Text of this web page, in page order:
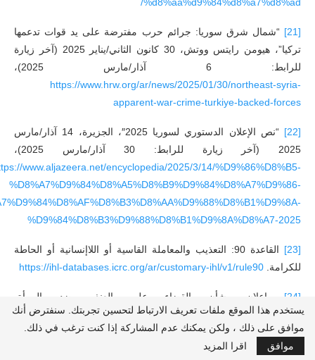
[21]
“شمال شرق سوريا: جرائم حرب مفترضة على يد قوات تدعمها
تركيا”، هيومن رايتس ووتش، 30 كانون الثاني/يناير 2025 (آخر زيارة
للرابط: 6 آذار/مارس 2025)،
https://www.hrw.org/ar/news/2025/01/30/northeast-syria-
apparent-war-crime-turkiye-backed-forces
[22]
“نص الإعلان الدستوري لسوريا 2025″، الجزيرة، 14 آذار/مارس
2025 (آخر زيارة للرابط: 30 آذار/مارس 2025)،
www.aljazeera.net/encyclopedia/2025/3/14/%D9%86%D8%B5-
%D8%A7%D9%84%D8%A5%D8%B9%D9%84%D8%A7%D9%86-
%D9%84%D8%B3%D9%88%D8%B1%D9%8A%D8%A7-2025
[23]
القاعدة 90: التعذيب والمعاملة القاسية أو اللاإنسانية أو الحاطة
للكرامة. https://ihl-databases.icrc.org/ar/customary-ihl/v1/rule90
[24]
إعلان بشأن القضاء على العنف ضد المرأة،
https://www.ohchr.org/ar/instruments-
mechanisms/instruments/declaration-elimination-violence-
against-women
يستخدم هذا الموقع ملفات تعريف الارتباط لتحسين تجربتك. سنفترض أنك
موافق على ذلك ، ولكن يمكنك عدم المشاركة إذا كنت ترغب في ذلك.
موافق
اقرا المزيد